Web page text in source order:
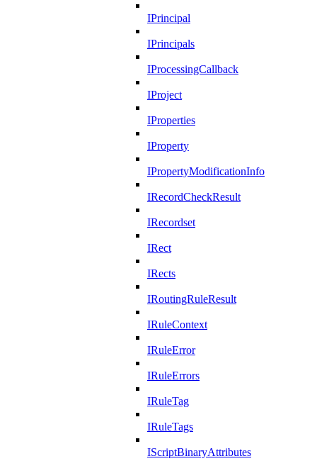
IPrincipal
IPrincipals
IProcessingCallback
IProject
IProperties
IProperty
IPropertyModificationInfo
IRecordCheckResult
IRecordset
IRect
IRects
IRoutingRuleResult
IRuleContext
IRuleError
IRuleErrors
IRuleTag
IRuleTags
IScriptBinaryAttributes